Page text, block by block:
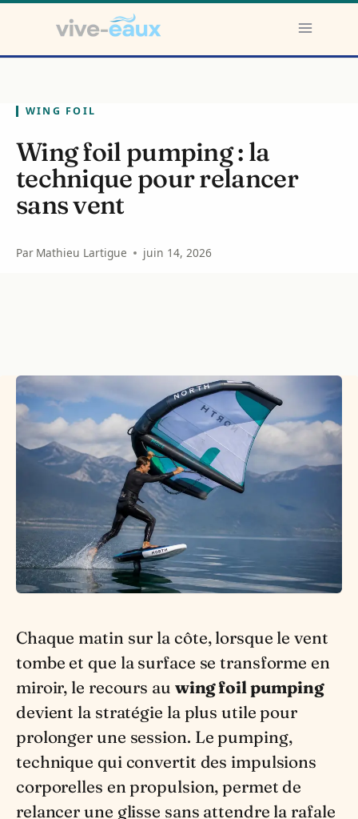
contenu
WING FOIL
Wing foil pumping : la
technique pour relancer
sans vent
Par Mathieu Lartigue juin 14, 2026
Chaque matin sur la côte, lorsque le vent
tombe et que la surface se transforme en
miroir, le recours au wing foil pumping
devient la stratégie la plus utile pour
prolonger une session. Le pumping,
technique qui convertit des impulsions
corporelles en propulsion, permet de
relancer une glisse sans attendre la rafale